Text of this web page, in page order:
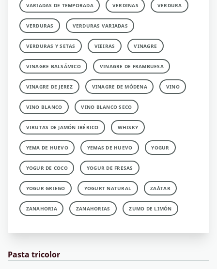
VARIADAS DE TEMPORADA VERDINAS VERDURA
VERDURAS VERDURAS VARIADAS
VERDURAS Y SETAS VIEIRAS VINAGRE
VINAGRE BALSÁMICO VINAGRE DE FRAMBUESA
VINAGRE DE JEREZ VINAGRE DE MÓDENA VINO
VINO BLANCO VINO BLANCO SECO
VIRUTAS DE JAMÓN IBÉRICO WHISKY
YEMA DE HUEVO YEMAS DE HUEVO YOGUR
YOGUR DE COCO YOGUR DE FRESAS
YOGUR GRIEGO YOGURT NATURAL ZA´ATAR
ZANAHORIA ZANAHORIAS ZUMO DE LIMÓN
Pasta tricolor